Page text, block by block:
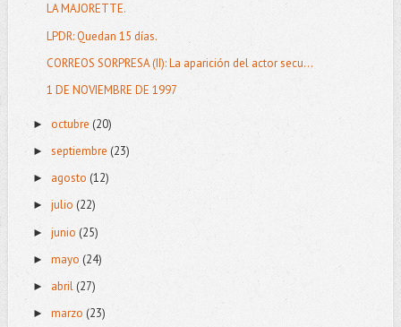
LA MAJORETTE.
LPDR: Quedan 15 días.
CORREOS SORPRESA (II): La aparición del actor secu...
1 DE NOVIEMBRE DE 1997
► octubre (20)
► septiembre (23)
► agosto (12)
► julio (22)
► junio (25)
► mayo (24)
► abril (27)
► marzo (23)